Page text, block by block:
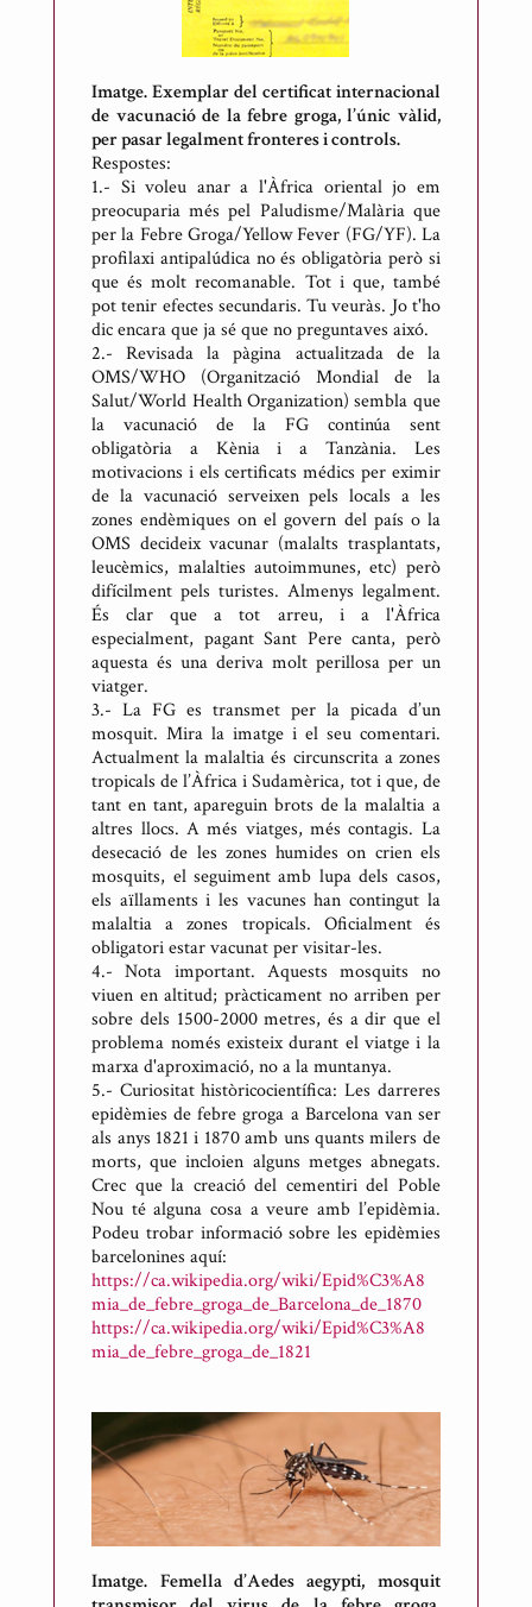
Imatge. Exemplar del certificat internacional
de vacunació de la febre groga, l’únic vàlid,
per pasar legalment fronteres i controls.
Respostes:
1.- Si voleu anar a l'Àfrica oriental jo em
preocuparia més pel Paludisme/Malària que
per la Febre Groga/Yellow Fever (FG/YF). La
profilaxi antipalúdica no és obligatòria però si
que és molt recomanable. Tot i que, també
pot tenir efectes secundaris. Tu veuràs. Jo t'ho
dic encara que ja sé que no preguntaves aixó.
2.- Revisada la pàgina actualitzada de la
OMS/WHO (Organització Mondial de la
Salut/World Health Organization) sembla que
la vacunació de la FG continúa sent
obligatòria a Kènia i a Tanzània. Les
motivacions i els certificats médics per eximir
de la vacunació serveixen pels locals a les
zones endèmiques on el govern del país o la
OMS decideix vacunar (malalts trasplantats,
leucèmics, malalties autoimmunes, etc) però
difícilment pels turistes. Almenys legalment.
És clar que a tot arreu, i a l'Àfrica
especialment, pagant Sant Pere canta, però
aquesta és una deriva molt perillosa per un
viatger.
3.- La FG es transmet per la picada d’un
mosquit. Mira la imatge i el seu comentari.
Actualment la malaltia és circunscrita a zones
tropicals de l’Àfrica i Sudamèrica, tot i que, de
tant en tant, apareguin brots de la malaltia a
altres llocs. A més viatges, més contagis. La
desecació de les zones humides on crien els
mosquits, el seguiment amb lupa dels casos,
els aïllaments i les vacunes han contingut la
malaltia a zones tropicals. Oficialment és
obligatori estar vacunat per visitar-les.
4.- Nota important. Aquests mosquits no
viuen en altitud; pràcticament no arriben per
sobre dels 1500-2000 metres, és a dir que el
problema només existeix durant el viatge i la
marxa d'aproximació, no a la muntanya.
5.- Curiositat històricocientífica: Les darreres
epidèmies de febre groga a Barcelona van ser
als anys 1821 i 1870 amb uns quants milers de
morts, que incloien alguns metges abnegats.
Crec que la creació del cementiri del Poble
Nou té alguna cosa a veure amb l’epidèmia.
Podeu trobar informació sobre les epidèmies
barcelonines aquí:
https://ca.wikipedia.org/wiki/Epid%C3%A8
mia_de_febre_groga_de_Barcelona_de_1870
https://ca.wikipedia.org/wiki/Epid%C3%A8
mia_de_febre_groga_de_1821
Imatge. Femella d’Aedes aegypti, mosquit